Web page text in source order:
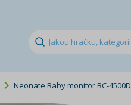
Neonate Baby monitor BC-4500D